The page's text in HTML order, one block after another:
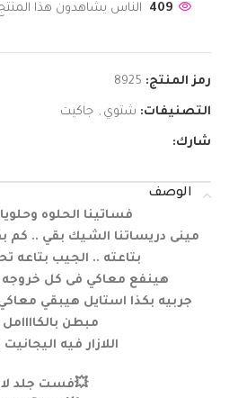
409 الناس يشاهدون هذا المنتج
رمز المنتج: 8925
التصنيفات: شتوي , جاكيت
شارك:
الوصف
فساتينا الحلوه
مينى دريساتنا الشيك بقي .. كم
بتاعته .. الجيب بتاعه
هينفع معاكي فى كل
جربيه بكذا استايل هيبقي
مبطن
اللازار فيه
💥فست جلد